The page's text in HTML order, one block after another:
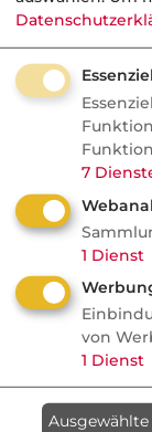
GRV
Neuer
Markt
7
1 Dienst
von
1 Dienst